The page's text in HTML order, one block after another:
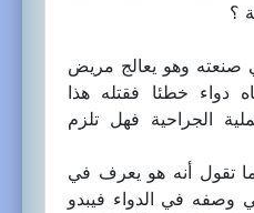
؟
وهو يعالج مريض
دواء خطئا فقتله هذا
الجراحية فهل تلزم
تقول أنه هو يعرف في
وصفه في الدواء فيبدو